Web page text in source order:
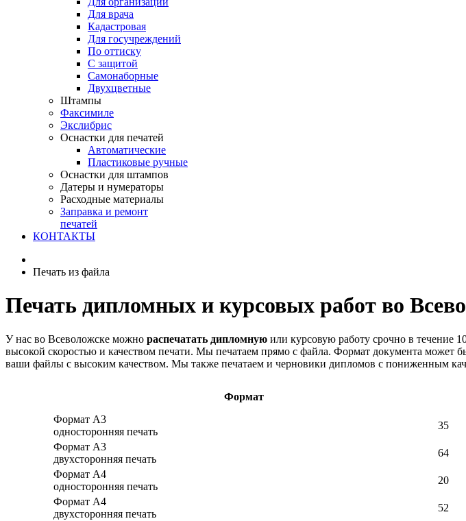
Для врача
Кадастровая
Для госучреждений
По оттиску
С защитой
Самонаборные
Двухцветные
Штампы
Факсимиле
Экслибрис
Оснастки для печатей
Автоматические
Пластиковые ручные
Оснастки для штампов
Датеры и нумераторы
Расходные материалы
Заправка и ремонт
печатей
КОНТАКТЫ
Печать из файла
Печать дипломных и курсовых работ во
У нас во Всеволожске можно распечатать дипломную или курсовую работу срочно в течение
высокой скоростью и качеством печати. Мы печатаем прямо с файла. Формат документа
ваши файлы с высоким качеством. Мы также печатаем и черновики дипломов с пониженным
Формат
Формат А3
односторонняя печать
35
Формат А3
двухсторонняя печать
64
Формат А4
односторонняя печать
20
Формат А4
двухсторонняя печать
52